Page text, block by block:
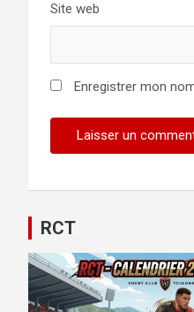
Site web
Enregistrer mon
RCT